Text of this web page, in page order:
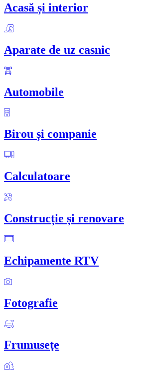
Acasă și interior
Aparate de uz casnic
Automobile
Birou și companie
Calculatoare
Construcție și renovare
Echipamente RTV
Fotografie
Frumuseţe